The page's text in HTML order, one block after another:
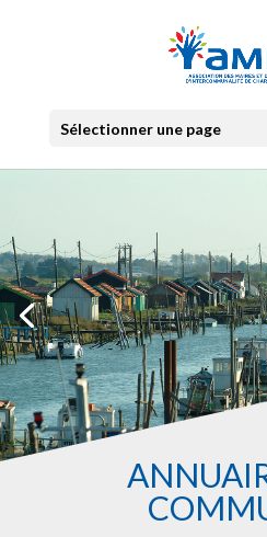
Sélectionner une page